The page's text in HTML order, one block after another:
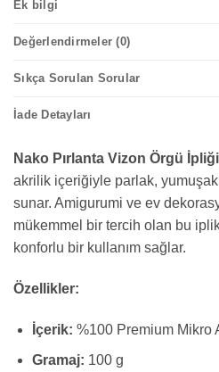
Ek bilgi
Değerlendirmeler (0)
Sıkça Sorulan Sorular
İade Detayları
Nako Pırlanta Vizon Örgü İpliği
akrilik içeriğiyle parlak, yumuşak
sunar. Amigurumi ve ev
mükemmel bir tercih olan bu
konforlu bir kullanım sağlar.
Özellikler:
İçerik: %100 Premium Mikro
Gramaj: 100 g